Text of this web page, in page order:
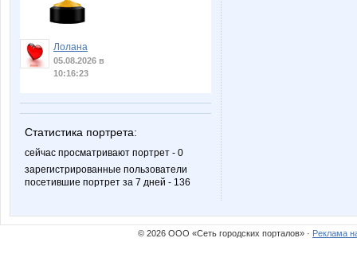
Лолана
05.08.2026 в
10:16:23
Статистика портрета:
сейчас просматривают портрет - 0
зарегистрированные пользователи
посетившие портрет за 7 дней - 136
© 2026 ООО «Сеть городских порталов» · Реклама